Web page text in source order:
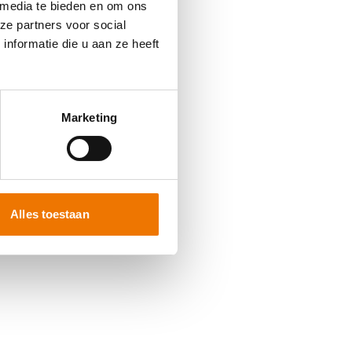
te bieden en om ons
partners voor social
die u aan ze heeft
Marketing
Alles toestaan
information) .